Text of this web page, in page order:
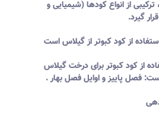
از انواع کودها (شیمیایی و
گیرد.
از کود کبوتر از گیلاس است
از کود کبوتر برای درخت گیلاس
فصل پاییز و اوایل فصل بهار .